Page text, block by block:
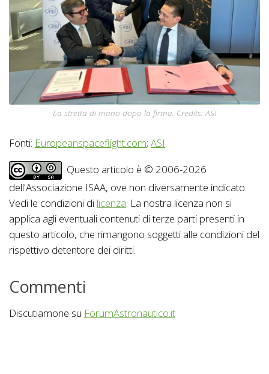
La stretta di mano dopo la firma. Credits: ASI
Fonti: Europeanspaceflight.com; ASI.
Questo articolo è © 2006-2026
dell'Associazione ISAA, ove non diversamente indicato.
Vedi le condizioni di licenza. La nostra licenza non si
applica agli eventuali contenuti di terze parti presenti in
questo articolo, che rimangono soggetti alle condizioni del
rispettivo detentore dei diritti.
Commenti
Discutiamone su ForumAstronautico.it